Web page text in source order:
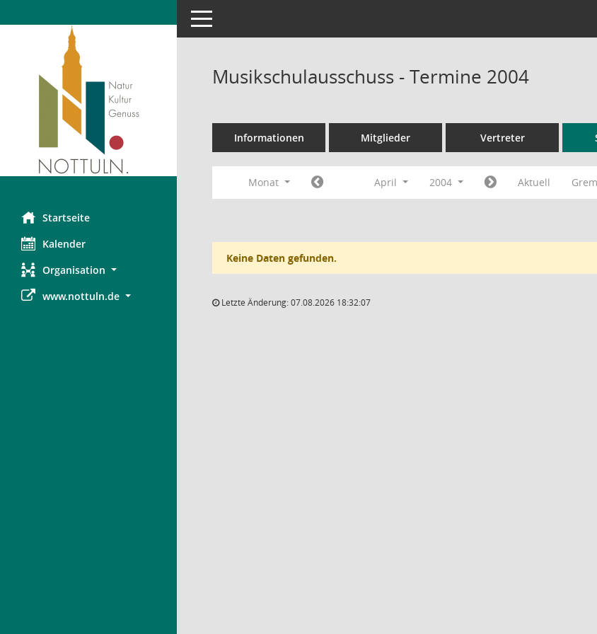
Startseite
Kalender
Organisation
www.nottuln.de
Toggle navigation
Musikschulausschuss - Termine 2004
Informationen Mitglieder Vertreter
Monat April 2004 Aktuell
Keine Daten gefunden.
Letzte Änderung: 07.08.2026 18:32:07